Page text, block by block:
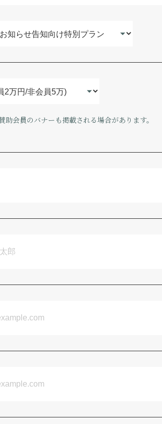
会員のバナーも掲載される場合があります。